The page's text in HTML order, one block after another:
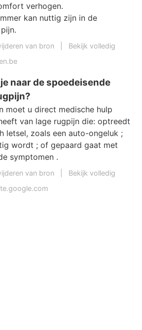
verhogen.
kan nuttig zijn in de
van bron
Bekijk volledig
naar de spoedeisende
moet u direct medische hulp
van lage rugpijn die: optreedt
letsel, zoals een auto-ongeluk ;
wordt ; of gepaard gaat met
symptomen .
van bron
Bekijk volledig